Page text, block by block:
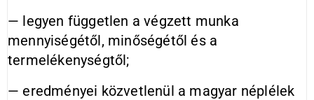
— legyen független a végzett munka
mennyiségétől, minőségétől és a
termelékenységtől;
— eredményei közvetlenül a magyar néplélek